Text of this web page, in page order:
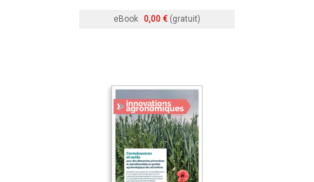
eBook 0,00 € (gratuit)